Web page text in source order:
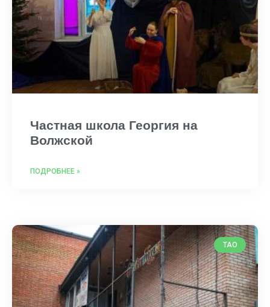
Частная школа Георгия на
Волжской
ПОДРОБНЕЕ »
ТАО